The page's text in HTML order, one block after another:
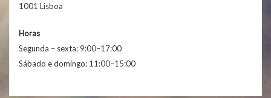
1001 Lisboa
Horas
Segunda – sexta: 9:00–17:00
Sábado e domingo: 11:00–15:00